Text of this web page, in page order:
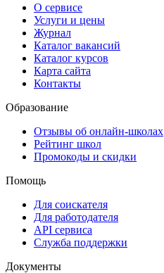
О сервисе
Услуги и цены
Журнал
Каталог вакансий
Каталог курсов
Карта сайта
Контакты
Образование
Отзывы об онлайн-школах
Рейтинг школ
Промокоды и скидки
Помощь
Для соискателя
Для работодателя
API сервиса
Служба поддержки
Документы